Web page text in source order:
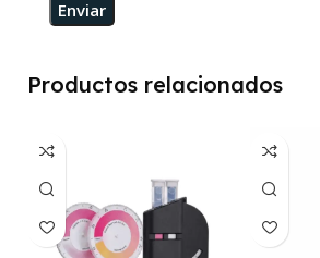
Productos relacionados